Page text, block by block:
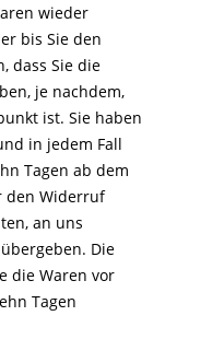
wieder
bis Sie den
dass Sie die
je nachdem,
ist. Sie haben
in jedem Fall
Tagen ab dem
den Widerruf
an uns
Die
die Waren vor
Tagen